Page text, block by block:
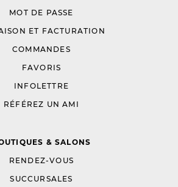
MOT DE PASSE
ET FACTURATION
COMMANDES
FAVORIS
INFOLETTRE
RÉFÉREZ UN AMI
& SALONS
RENDEZ-VOUS
SUCCURSALES